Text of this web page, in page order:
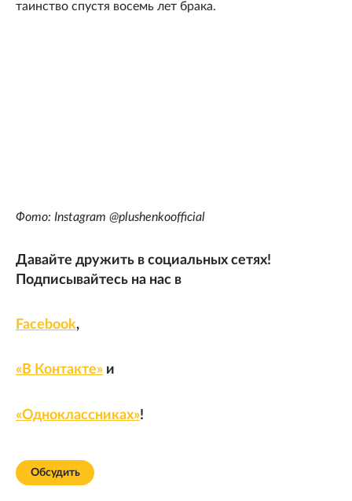
таинство спустя восемь лет брака.
Фото: Instagram @plushenkoofficial
Давайте дружить в социальных сетях!
Подписывайтесь на нас в
Facebook,
«В Контакте» и
«Одноклассниках»!
Обсудить